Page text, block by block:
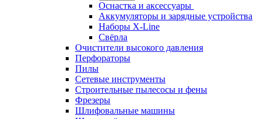
Оснастка и аксессуары
Аккумуляторы и зарядные устройства
Наборы X-Line
Свёрла
Очистители высокого давления
Перфораторы
Пилы
Сетевые инструменты
Строительные пылесосы и фены
Фрезеры
Шлифовальные машины